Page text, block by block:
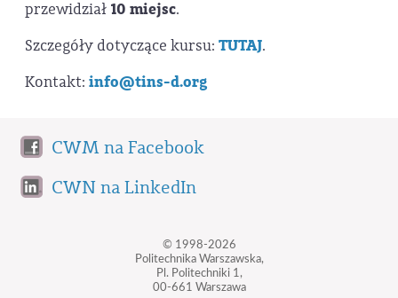
przewidział 10 miejsc.
Szczegóły dotyczące kursu: TUTAJ.
Kontakt: info@tins-d.org
CWM na Facebook
CWN na LinkedIn
© 1998-2026
Politechnika Warszawska,
Pl. Politechniki 1,
00-661 Warszawa